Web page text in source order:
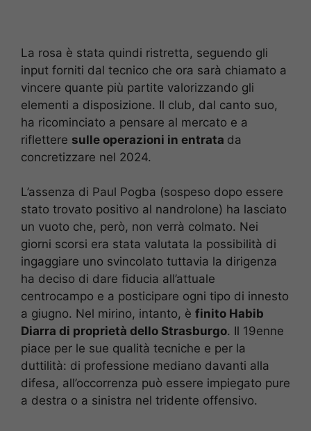
La rosa è stata quindi ristretta, seguendo gli
input forniti dal tecnico che ora sarà chiamato a
vincere quante più partite valorizzando gli
elementi a disposizione. Il club, dal canto suo,
ha ricominciato a pensare al mercato e a
riflettere sulle operazioni in entrata da
concretizzare nel 2024.
L’assenza di Paul Pogba (sospeso dopo essere
stato trovato positivo al nandrolone) ha lasciato
un vuoto che, però, non verrà colmato. Nei
giorni scorsi era stata valutata la possibilità di
ingaggiare uno svincolato tuttavia la dirigenza
ha deciso di dare fiducia all’attuale
centrocampo e a posticipare ogni tipo di innesto
a giugno. Nel mirino, intanto, è finito Habib
Diarra di proprietà dello Strasburgo. Il 19enne
piace per le sue qualità tecniche e per la
duttilità: di professione mediano davanti alla
difesa, all’occorrenza può essere impiegato pure
a destra o a sinistra nel tridente offensivo.